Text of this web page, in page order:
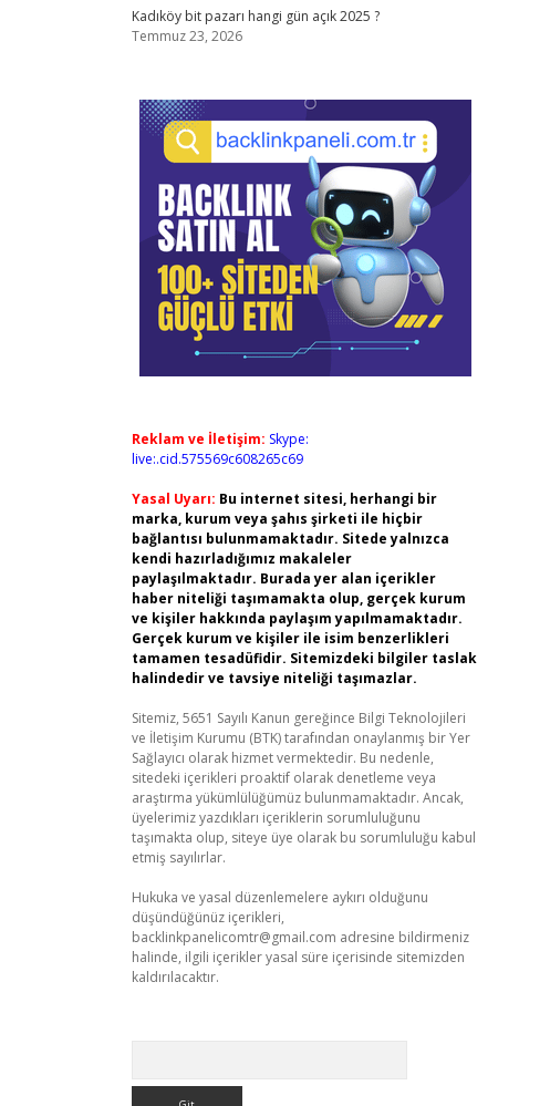
Kadıköy bit pazarı hangi gün açık 2025 ?
Temmuz 23, 2026
Reklam ve İletişim: Skype:
live:.cid.575569c608265c69
Yasal Uyarı: Bu internet sitesi, herhangi bir
marka, kurum veya şahıs şirketi ile hiçbir
bağlantısı bulunmamaktadır. Sitede yalnızca
kendi hazırladığımız makaleler
paylaşılmaktadır. Burada yer alan içerikler
haber niteliği taşımamakta olup, gerçek kurum
ve kişiler hakkında paylaşım yapılmamaktadır.
Gerçek kurum ve kişiler ile isim benzerlikleri
tamamen tesadüfidir. Sitemizdeki bilgiler taslak
halindedir ve tavsiye niteliği taşımazlar.
Sitemiz, 5651 Sayılı Kanun gereğince Bilgi Teknolojileri
ve İletişim Kurumu (BTK) tarafından onaylanmış bir Yer
Sağlayıcı olarak hizmet vermektedir. Bu nedenle,
sitedeki içerikleri proaktif olarak denetleme veya
araştırma yükümlülüğümüz bulunmamaktadır. Ancak,
üyelerimiz yazdıkları içeriklerin sorumluluğunu
taşımakta olup, siteye üye olarak bu sorumluluğu kabul
etmiş sayılırlar.
Hukuka ve yasal düzenlemelere aykırı olduğunu
düşündüğünüz içerikleri,
backlinkpanelicomtr@gmail.com adresine bildirmeniz
halinde, ilgili içerikler yasal süre içerisinde sitemizden
kaldırılacaktır.